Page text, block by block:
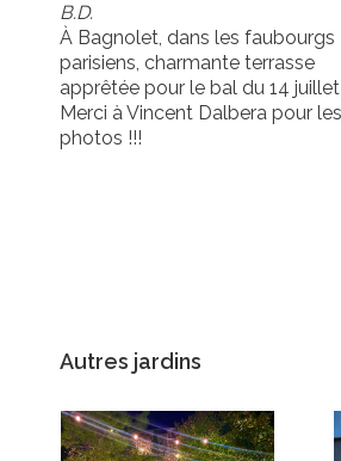
B.D.
À Bagnolet, dans les faubourgs
parisiens, charmante terrasse
apprêtée pour le bal du 14 juillet
Merci à Vincent Dalbera pour les
photos !!!
Autres jardins